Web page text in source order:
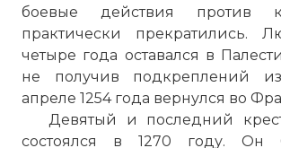
боевые действия против
практически прекратились.
четыре года оставался в
не получив подкреплений
апреле 1254 года вернулся во
Девятый и последний
состоялся в 1270 году. Он